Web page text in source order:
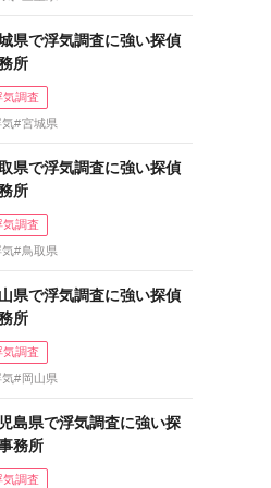
県で浮気調査に強い探偵
所
気調査
気 宮城県
県で浮気調査に強い探偵
所
気調査
気
鳥取県
県で浮気調査に強い探偵
所
気調査
気
岡山県
島県で浮気調査に強い探
務所
気調査